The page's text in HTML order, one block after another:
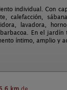
individual. Con
calefacción,
lavadora,
En el jardín
íntimo, amplio y